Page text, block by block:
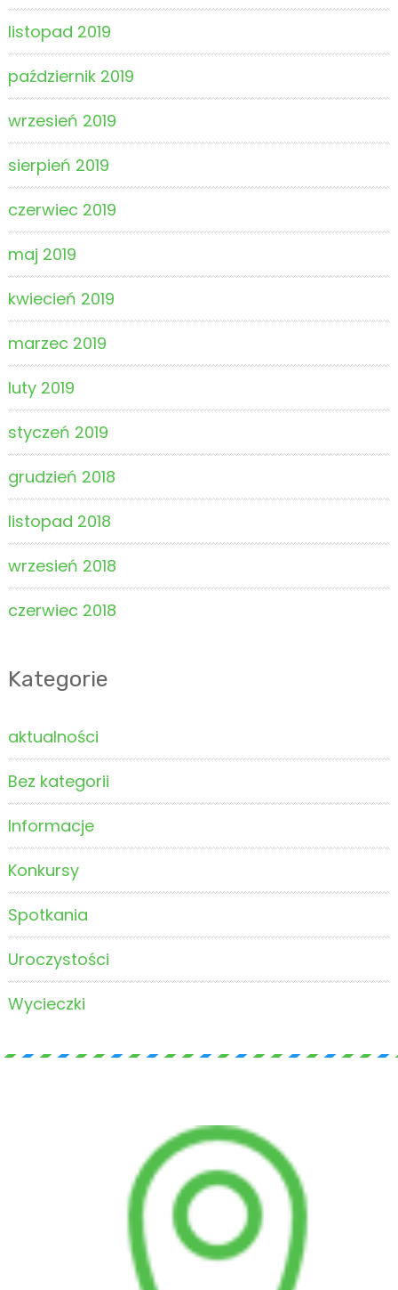
listopad 2019
październik 2019
wrzesień 2019
sierpień 2019
czerwiec 2019
maj 2019
kwiecień 2019
marzec 2019
luty 2019
styczeń 2019
grudzień 2018
listopad 2018
wrzesień 2018
czerwiec 2018
Kategorie
aktualności
Bez kategorii
Informacje
Konkursy
Spotkania
Uroczystości
Wycieczki